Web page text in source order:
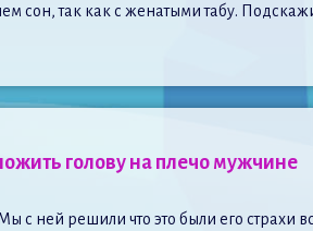
сон, так как с женатыми табу.
голову на плечо мужчине
с ней решили что это были его